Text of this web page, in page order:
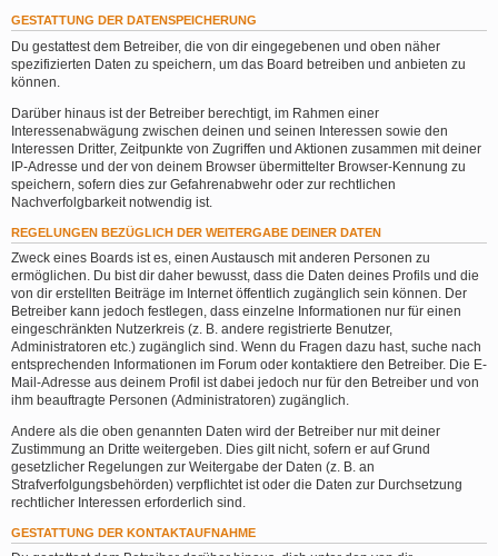
GESTATTUNG DER DATENSPEICHERUNG
Du gestattest dem Betreiber, die von dir eingegebenen und oben näher
spezifizierten Daten zu speichern, um das Board betreiben und anbieten zu
können.
Darüber hinaus ist der Betreiber berechtigt, im Rahmen einer
Interessenabwägung zwischen deinen und seinen Interessen sowie den
Interessen Dritter, Zeitpunkte von Zugriffen und Aktionen zusammen mit deiner
IP-Adresse und der von deinem Browser übermittelter Browser-Kennung zu
speichern, sofern dies zur Gefahrenabwehr oder zur rechtlichen
Nachverfolgbarkeit notwendig ist.
REGELUNGEN BEZÜGLICH DER WEITERGABE DEINER DATEN
Zweck eines Boards ist es, einen Austausch mit anderen Personen zu
ermöglichen. Du bist dir daher bewusst, dass die Daten deines Profils und die
von dir erstellten Beiträge im Internet öffentlich zugänglich sein können. Der
Betreiber kann jedoch festlegen, dass einzelne Informationen nur für einen
eingeschränkten Nutzerkreis (z. B. andere registrierte Benutzer,
Administratoren etc.) zugänglich sind. Wenn du Fragen dazu hast, suche nach
entsprechenden Informationen im Forum oder kontaktiere den Betreiber. Die E-
Mail-Adresse aus deinem Profil ist dabei jedoch nur für den Betreiber und von
ihm beauftragte Personen (Administratoren) zugänglich.
Andere als die oben genannten Daten wird der Betreiber nur mit deiner
Zustimmung an Dritte weitergeben. Dies gilt nicht, sofern er auf Grund
gesetzlicher Regelungen zur Weitergabe der Daten (z. B. an
Strafverfolgungsbehörden) verpflichtet ist oder die Daten zur Durchsetzung
rechtlicher Interessen erforderlich sind.
GESTATTUNG DER KONTAKTAUFNAHME